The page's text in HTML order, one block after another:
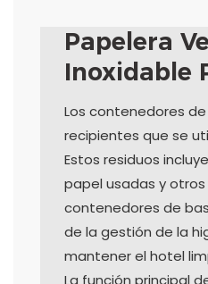
Papelera
Inoxidable
Los contenedores
recipientes que se
Estos residuos
papel usadas y
contenedores de
de la gestión de la
mantener el hotel
La función principal